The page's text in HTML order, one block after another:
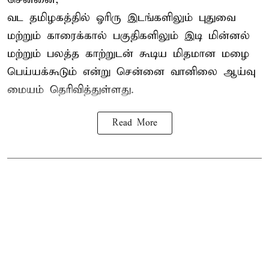
வட தமிழகத்தில் ஓரிரு இடங்களிலும் புதுவை
மற்றும் காரைக்கால் பகுதிகளிலும் இடி மின்னல்
மற்றும் பலத்த காற்றுடன் கூடிய மிதமான மழை
பெய்யக்கூடும் என்று சென்னை வானிலை ஆய்வு
மையம் தெரிவித்துள்ளது.
Read More